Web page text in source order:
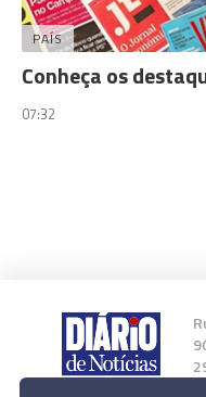
PAÍS
Conheça os
07:32